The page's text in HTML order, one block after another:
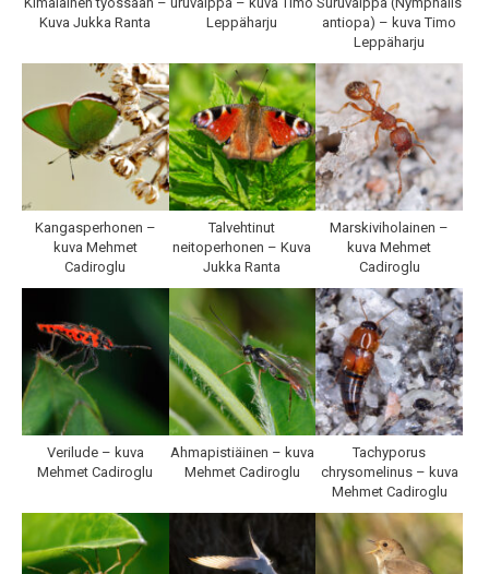
Kuva Jukka Ranta
Leppäharju
antiopa) – kuva Timo
Leppäharju
Kangasperhonen –
kuva Mehmet
Cadiroglu
Talvehtinut
neitoperhonen – Kuva
Jukka Ranta
Marskiviholainen –
kuva Mehmet
Cadiroglu
Verilude – kuva
Mehmet Cadiroglu
Ahmapistiäinen – kuva
Mehmet Cadiroglu
Tachyporus
chrysomelinus – kuva
Mehmet Cadiroglu